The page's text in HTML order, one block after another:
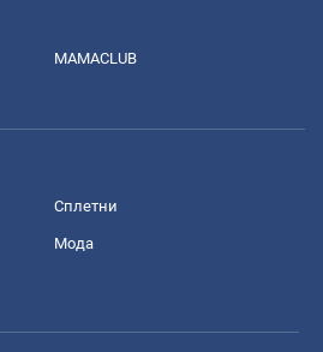
MAMACLUB
Сплетни
Мода